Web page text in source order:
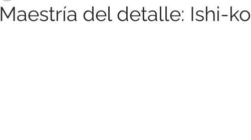
Maestría del detalle: Ishi-ko